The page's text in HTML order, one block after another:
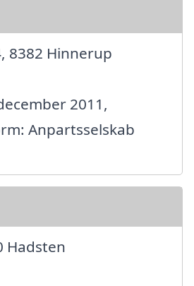
8382 Hinnerup
2011,
Anpartsselskab
Hadsten